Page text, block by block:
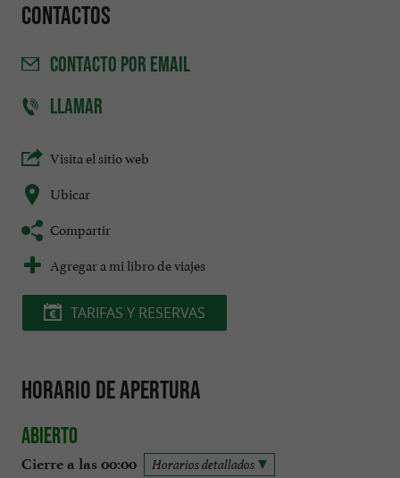
Contactos
CONTACTO POR EMAIL
LLAMAR
Visita el sitio web
Ubicar
Compartir
Agregar a mi libro de viajes
TARIFAS Y RESERVAS
Horario de apertura
Abierto
Cierre a las 00:00 Horarios detallados